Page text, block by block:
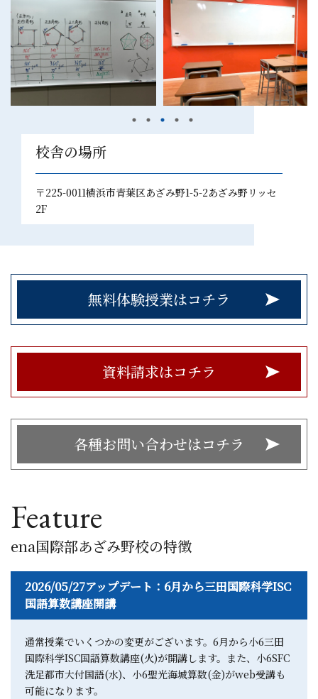
校舎の場所
〒225-0011横浜市青葉区あざみ野1-5-2あざみ野リッセ
2F
無料体験授業はコチラ
資料請求はコチラ
各種お問い合わせはコチラ
Feature
ena国際部あざみ野校の特徴
2026/05/27アップデート：6月から三田国際科学ISC
国語算数講座開講
通常授業でいくつかの変更がございます。6月から小6三田
国際科学ISC国語算数講座(火)が開講します。また、小6SFC
洗足都市大付国語(水)、小6聖光海城算数(金)がweb受講も
可能になります。